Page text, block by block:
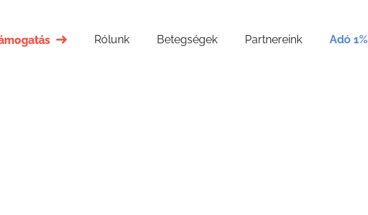
Rólunk Betegségek Partnereink Adó 1%